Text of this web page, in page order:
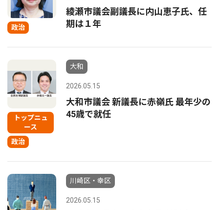
政治
綾瀬市議会副議長に内山恵子氏、任
期は１年
トップニュ
ース
政治
大和
2026.05.15
大和市議会 新議長に赤嶺氏 最年少の
45歳で就任
川崎区・幸区
2026.05.15